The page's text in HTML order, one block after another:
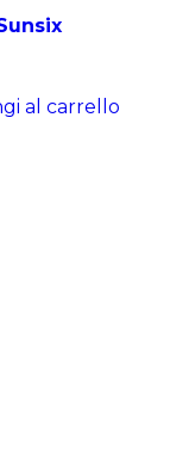
al carrello